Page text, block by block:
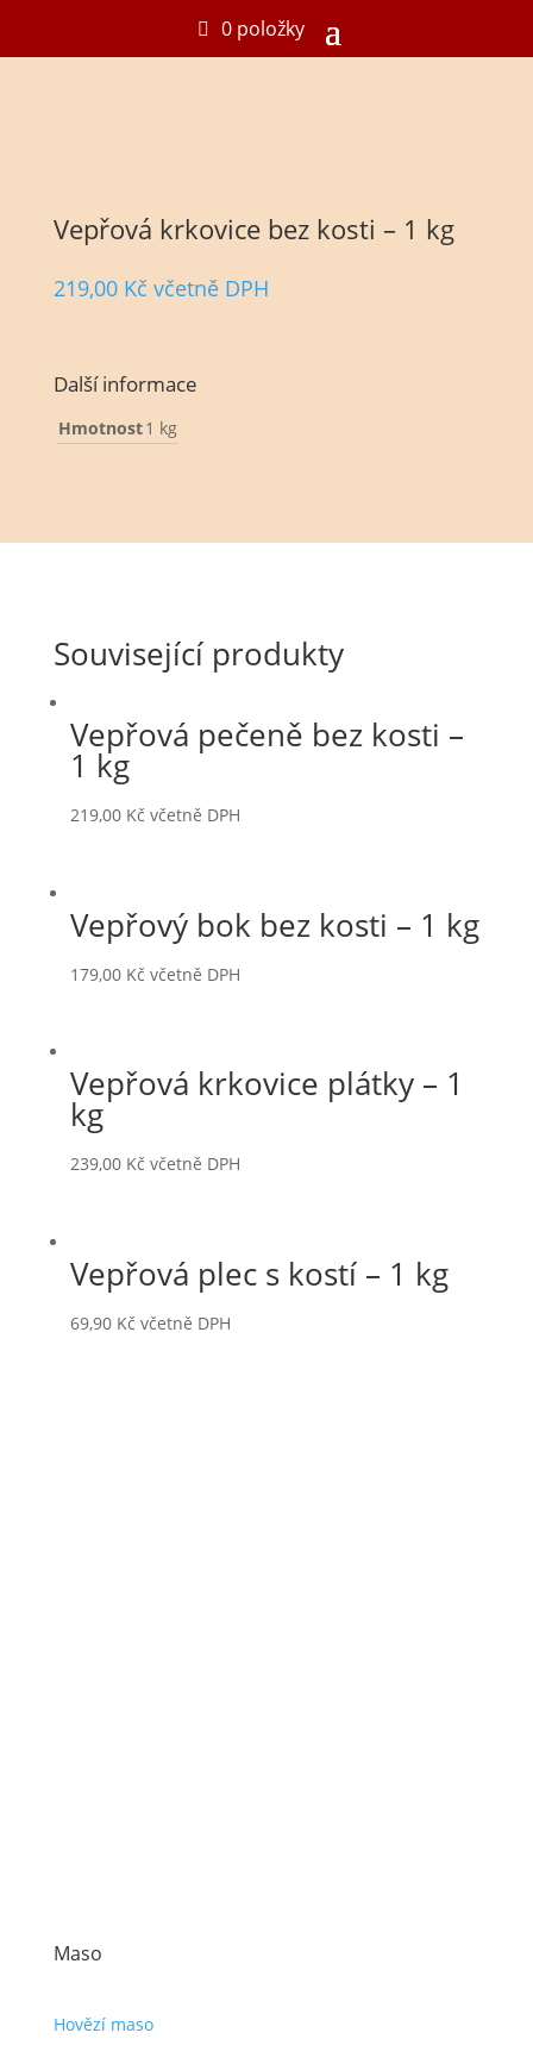
0 položky
Vepřová krkovice bez kosti – 1 kg
219,00 Kč včetně DPH
Další informace
Hmotnost1 kg
Související produkty
Vepřová pečeně bez kosti –
1 kg
219,00 Kč včetně DPH
Vepřový bok bez kosti – 1 kg
179,00 Kč včetně DPH
Vepřová krkovice plátky – 1
kg
239,00 Kč včetně DPH
Vepřová plec s kostí – 1 kg
69,90 Kč včetně DPH
Maso
Hovězí maso